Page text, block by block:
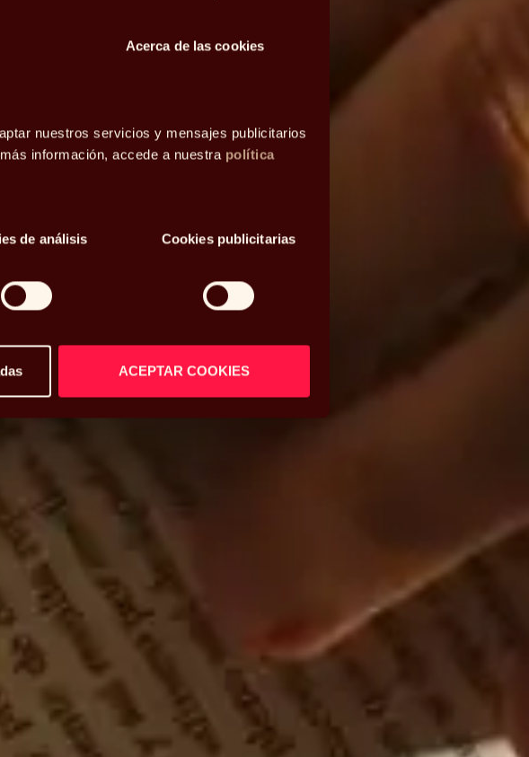
Acerca de las cookies
nuestros servicios y mensajes publicitarios
información, accede a nuestra política
de análisis Cookies publicitarias
ACEPTAR COOKIES